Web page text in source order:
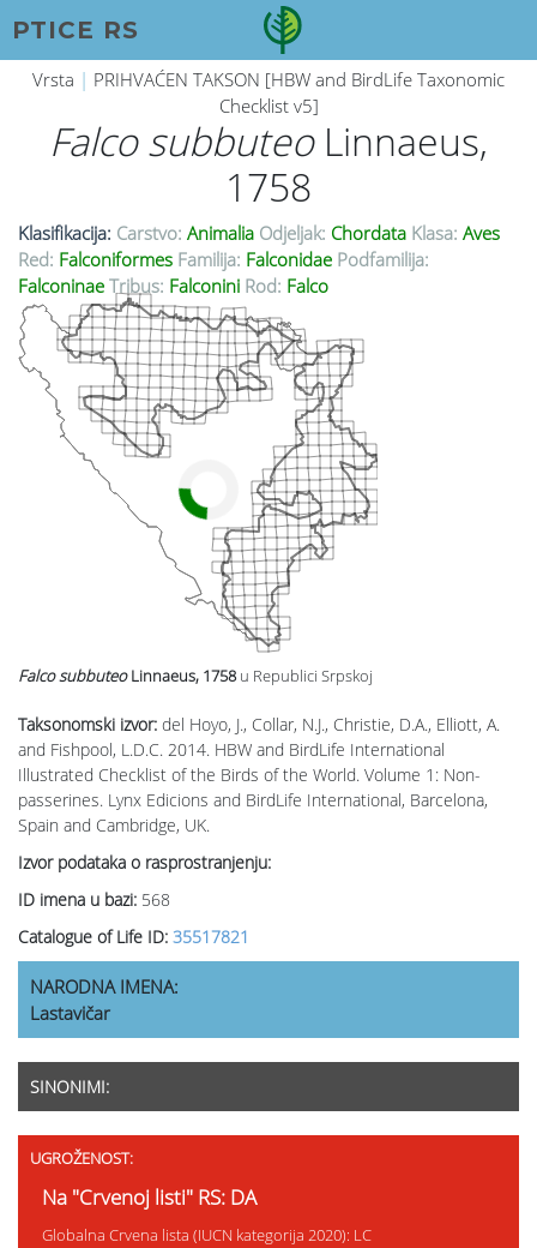
PTICE RS
Vrsta | PRIHVAĆEN TAKSON [HBW and BirdLife Taxonomic
Checklist v5]
Falco subbuteo Linnaeus,
1758
Klasifikacija: Carstvo: Animalia Odjeljak: Chordata Klasa: Aves
Red: Falconiformes Familija: Falconidae Podfamilija:
Falconinae Tribus: Falconini Rod: Falco
Taksonomski izvor: del Hoyo, J., Collar, N.J., Christie, D.A., Elliott, A.
and Fishpool, L.D.C. 2014. HBW and BirdLife International
Illustrated Checklist of the Birds of the World. Volume 1: Non-
passerines. Lynx Edicions and BirdLife International, Barcelona,
Spain and Cambridge, UK.
Izvor podataka o rasprostranjenju:
ID imena u bazi: 568
Catalogue of Life ID: 35517821
Falco subbuteoLinnaeus, 1758 u Republici Srpskoj
NARODNA IMENA:
Lastavičar
SINONIMI:
UGROŽENOST:
Na "Crvenoj listi" RS: DA
Globalna Crvena lista (IUCN kategorija 2020): LC